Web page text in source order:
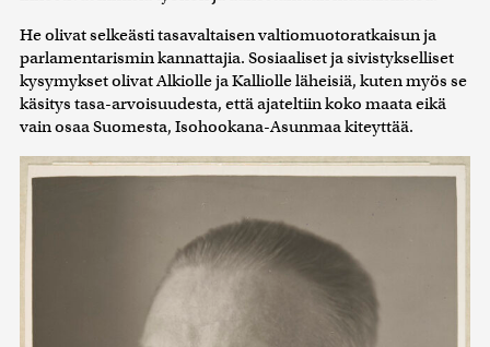
He olivat selkeästi tasavaltaisen valtiomuotoratkaisun ja
parlamentarismin kannattajia. Sosiaaliset ja sivistykselliset
kysymykset olivat Alkiolle ja Kalliolle läheisiä, kuten myös se
käsitys tasa-arvoisuudesta, että ajateltiin koko maata eikä
vain osaa Suomesta, Isohookana-Asunmaa kiteyttää.